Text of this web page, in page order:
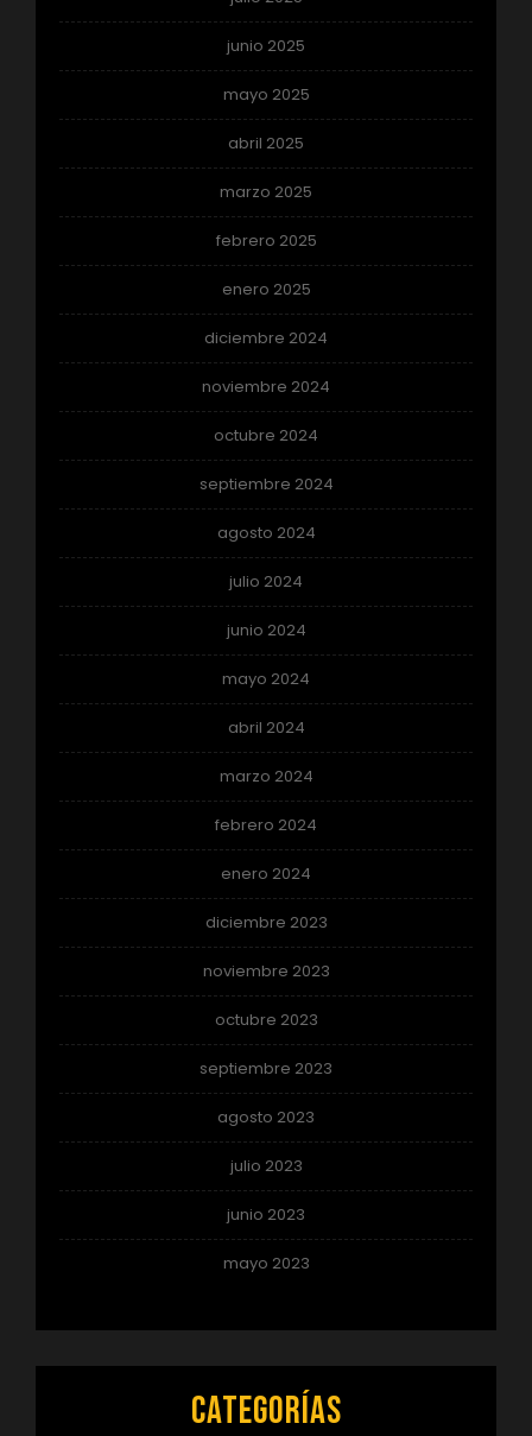
junio 2025
mayo 2025
abril 2025
marzo 2025
febrero 2025
enero 2025
diciembre 2024
noviembre 2024
octubre 2024
septiembre 2024
agosto 2024
julio 2024
junio 2024
mayo 2024
abril 2024
marzo 2024
febrero 2024
enero 2024
diciembre 2023
noviembre 2023
octubre 2023
septiembre 2023
agosto 2023
julio 2023
junio 2023
mayo 2023
Categorías